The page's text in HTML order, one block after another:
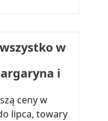
w
i
ceny w
lipca, towary